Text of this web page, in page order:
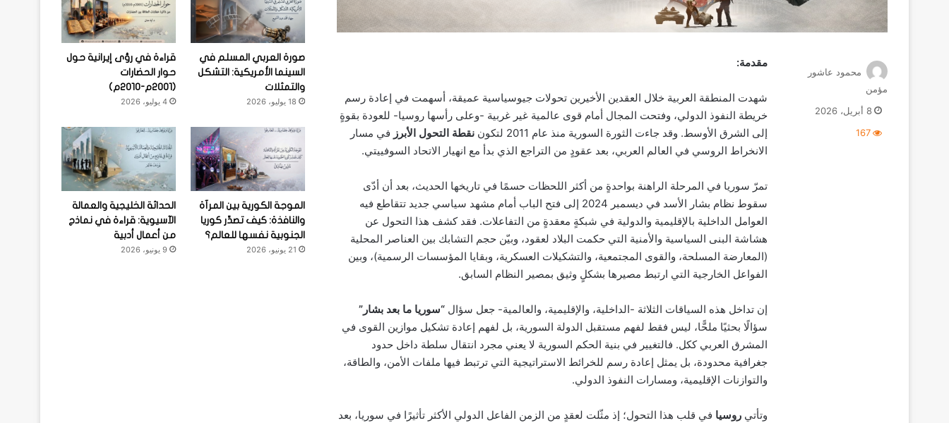
مقدمة:
شهدت المنطقة العربية خلال العقدين الأخيرين تحولات جيوسياسية عميقة، أسهمت في إعادة رسم
خريطة النفوذ الدولي، وفتحت المجال أمام قوى عالمية غير غربية -وعلى رأسها روسيا- للعودة بقوةٍ
إلى الشرق الأوسط. وقد جاءت الثورة السورية منذ عام 2011 لتكون
نقطة التحول الأبرز في مسار
الانخراط الروسي في العالم العربي، بعد عقودٍ من التراجع الذي بدأ مع انهيار الاتحاد السوفييتي.
تمرّ سوريا في المرحلة الراهنة بواحدةٍ من أكثر اللحظات حسمًا في تاريخها الحديث، بعد أن أدّى
سقوط نظام بشار الأسد في ديسمبر 2024 إلى فتح الباب أمام مشهد سياسي جديد تتقاطع فيه
العوامل الداخلية بالإقليمية والدولية في شبكةٍ معقدةٍ من التفاعلات. فقد كشف هذا التحول عن
هشاشة البنى السياسية والأمنية التي حكمت البلاد لعقود، وبيّن حجم التشابك بين العناصر المحلية
(المعارضة المسلحة، والقوى المجتمعية، والتشكيلات العسكرية، وبقايا المؤسسات الرسمية)، وبين
الفواعل الخارجية التي ارتبط مصيرها بشكلٍ وثيق بمصير النظام السابق.
إن تداخل هذه السياقات الثلاثة -الداخلية، والإقليمية، والعالمية- جعل سؤال “سوريا ما بعد بشار”
سؤالًا بحثيًا ملحًّا، ليس فقط لفهم مستقبل الدولة السورية، بل لفهم إعادة تشكيل موازين القوى في
المشرق العربي ككل. فالتغيير في بنية الحكم السورية لا يعني مجرد انتقال سلطة داخل حدود
جغرافية محدودة، بل يمثل إعادة رسم للخرائط الاستراتيجية التي ترتبط فيها ملفات الأمن، والطاقة،
والتوازنات الإقليمية، ومسارات النفوذ الدولي.
وتأتي روسيا في قلب هذا التحول؛ إذ مثّلت لعقدٍ من الزمن الفاعل الدولي الأكثر تأثيرًا في سوريا، بعد
محمود عاشور
مؤمن
8 أبريل، 2026
167
صورة العربي المسلم في
السينما الأمريكية: التشكل
والتمثلات
18 يوليو، 2026
قراءة في رؤى إيرانية حول
حوار الحضارات
(2001م-2010م)
4 يوليو، 2026
الموجة الكورية بين المرآة
والنافذة: كيف تصدِّر كوريا
الجنوبية نفسها للعالم؟
21 يونيو، 2026
الحداثة الخليجية والعمالة
الآسيوية: قراءة في نماذج
من أعمال أدبية
9 يونيو، 2026